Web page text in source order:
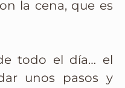
la cena, que es
todo el día… el
unos pasos y